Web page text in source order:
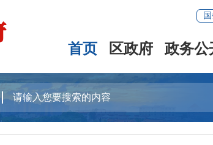
首页 区政府 政务公